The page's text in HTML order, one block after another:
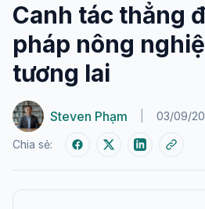
Canh tác thẳng
pháp nông
tương lai
Steven Phạm 03/09/
Chia sẻ: